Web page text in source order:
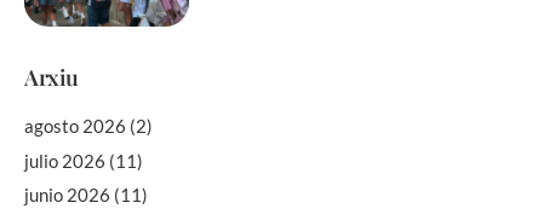
Arxiu
agosto 2026 (2)
julio 2026 (11)
junio 2026 (11)